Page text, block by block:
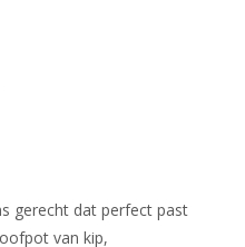
gerecht dat perfect past
van kip,